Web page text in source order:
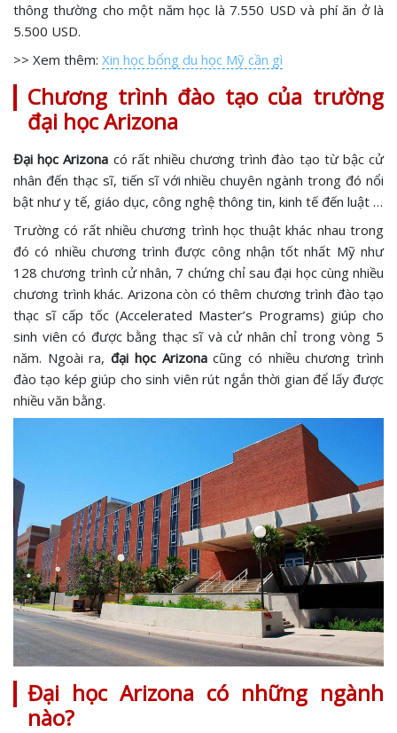
thông thường cho một năm học là 7.550 USD và phí ăn ở là
5.500 USD.
>> Xem thêm: Xin học bổng du học Mỹ cần gì
Chương trình đào tạo của trường
đại học Arizona
Đại học Arizona có rất nhiều chương trình đào tạo từ bậc cử
nhân đến thạc sĩ, tiến sĩ với nhiều chuyên ngành trong đó nổi
bật như y tế, giáo dục, công nghệ thông tin, kinh tế đến luật …
Trường có rất nhiều chương trình học thuật khác nhau trong
đó có nhiều chương trình được công nhận tốt nhất Mỹ như
128 chương trình cử nhân, 7 chứng chỉ sau đại học cùng nhiều
chương trình khác. Arizona còn có thêm chương trình đào tạo
thạc sĩ cấp tốc (Accelerated Master’s Programs) giúp cho
sinh viên có được bằng thạc sĩ và cử nhân chỉ trong vòng 5
năm. Ngoài ra,đại học Arizonacũng có nhiều chương trình
đào tạo kép giúp cho sinh viên rút ngắn thời gian để lấy được
nhiều văn bằng.
Đại học Arizona có những ngành
nào?